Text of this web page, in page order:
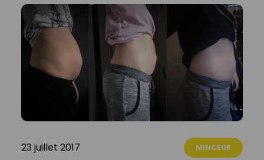
23 juillet 2017 MINCEUR